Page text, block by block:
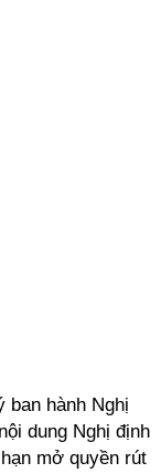
ban hành Nghị
dung Nghị định
mở quyền rút